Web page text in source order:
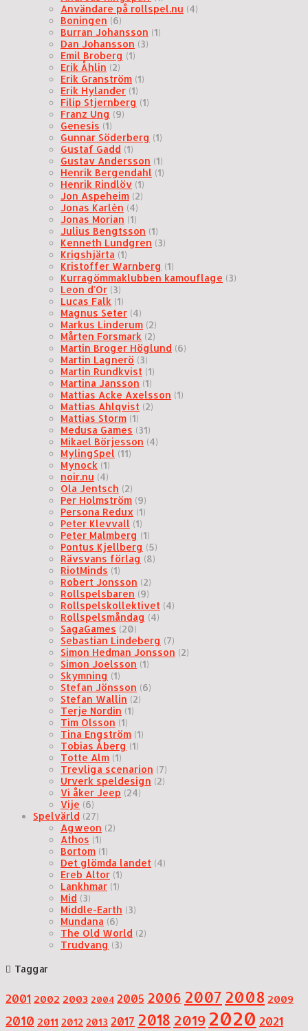
Användare på rollspel.nu (4)
Boningen (6)
Burran Johansson (1)
Dan Johansson (3)
Emil Broberg (1)
Erik Åhlin (2)
Erik Granström (1)
Erik Hylander (1)
Filip Stjernberg (1)
Franz Ung (9)
Genesis (1)
Gunnar Söderberg (1)
Gustaf Gadd (1)
Gustav Andersson (1)
Henrik Bergendahl (1)
Henrik Rindlöv (1)
Jon Aspeheim (2)
Jonas Karlén (4)
Jonas Morian (1)
Julius Bengtsson (1)
Kenneth Lundgren (3)
Krigshjärta (1)
Kristoffer Warnberg (1)
Kurragömmaklubben kamouflage (3)
Leon d'Or (3)
Lucas Falk (1)
Magnus Seter (4)
Markus Linderum (2)
Mårten Forsmark (2)
Martin Broger Höglund (6)
Martin Lagnerö (3)
Martin Rundkvist (1)
Martina Jansson (1)
Mattias Acke Axelsson (1)
Mattias Ahlqvist (2)
Mattias Storm (1)
Medusa Games (31)
Mikael Börjesson (4)
MylingSpel (11)
Mynock (1)
noir.nu (4)
Ola Jentsch (2)
Per Holmström (9)
Persona Redux (1)
Peter Klevvall (1)
Peter Malmberg (1)
Pontus Kjellberg (5)
Rävsvans förlag (8)
RiotMinds (1)
Robert Jonsson (2)
Rollspelsbaren (9)
Rollspelskollektivet (4)
Rollspelsmåndag (4)
SagaGames (20)
Sebastian Lindeberg (7)
Simon Hedman Jonsson (2)
Simon Joelsson (1)
Skymning (1)
Stefan Jönsson (6)
Stefan Wallin (2)
Terje Nordin (1)
Tim Olsson (1)
Tina Engström (1)
Tobias Åberg (1)
Totte Alm (1)
Trevliga scenarion (7)
Urverk speldesign (2)
Vi åker Jeep (24)
Vije (6)
Spelvärld (27)
Agweon (2)
Athos (1)
Bortom (1)
Det glömda landet (4)
Ereb Altor (1)
Lankhmar (1)
Mid (3)
Middle-Earth (3)
Mundana (6)
The Old World (2)
Trudvang (3)
Taggar
2001 2002 2003 2004 2005 2006 2007 2008 2009
2010 2011 2012 2013 2017 2018 2019 2020 2021